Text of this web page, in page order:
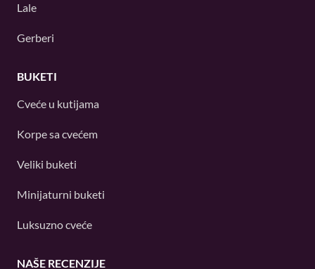
Lale
Gerberi
BUKETI
Cveće u kutijama
Korpe sa cvećem
Veliki buketi
Minijaturni buketi
Luksuzno cveće
NAŠE RECENZIJE